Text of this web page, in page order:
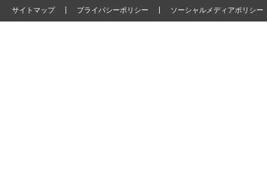
サイトマップ プライバシーポリシー ソーシャルメディアポリシー